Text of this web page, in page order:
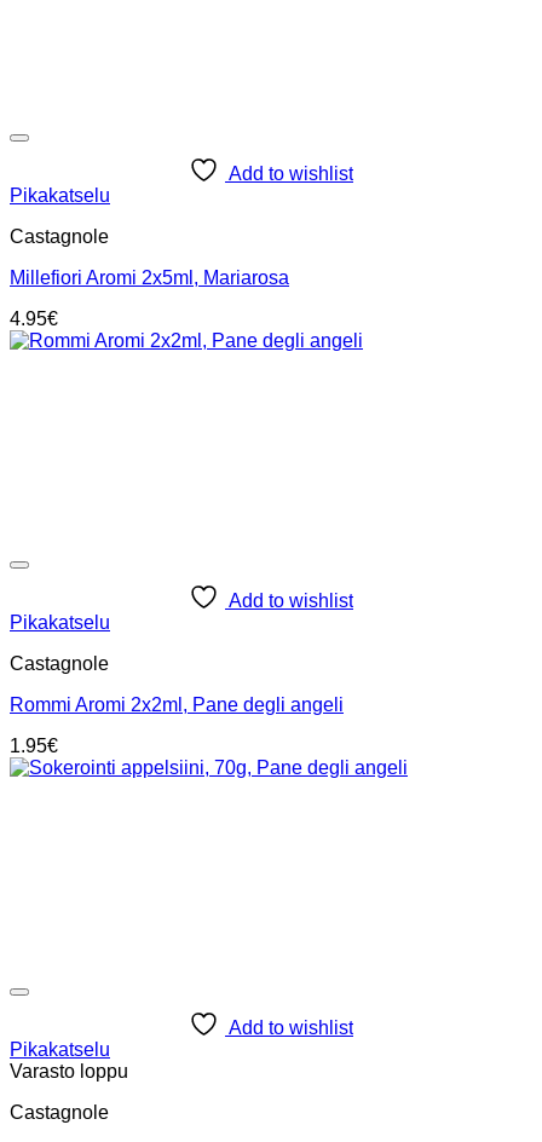
Add to wishlist
Pikakatselu
Castagnole
Millefiori Aromi 2x5ml, Mariarosa
4.95€
Add to wishlist
Pikakatselu
Castagnole
Rommi Aromi 2x2ml, Pane degli angeli
1.95€
Add to wishlist
Pikakatselu
Varasto loppu
Castagnole